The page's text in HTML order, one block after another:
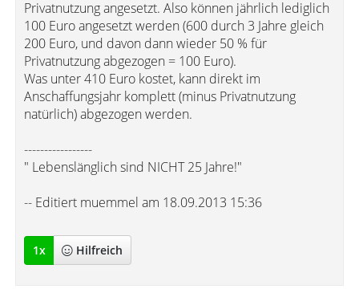
Privatnutzung angesetzt. Also können jährlich lediglich
100 Euro angesetzt werden (600 durch 3 Jahre gleich
200 Euro, und davon dann wieder 50 % für
Privatnutzung abgezogen = 100 Euro).
Was unter 410 Euro kostet, kann direkt im
Anschaffungsjahr komplett (minus Privatnutzung
natürlich) abgezogen werden.
-----------------
" Lebenslänglich sind NICHT 25 Jahre!"
-- Editiert muemmel am 18.09.2013 15:36
1x Hilfreich